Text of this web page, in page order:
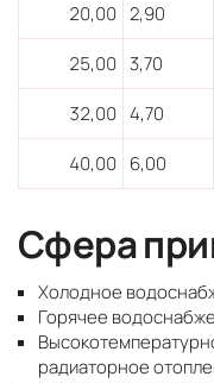
20,00 2,90
25,00 3,70
32,00 4,70
40,00
6,00
Сфера
Холодное
Горячее
радиаторное